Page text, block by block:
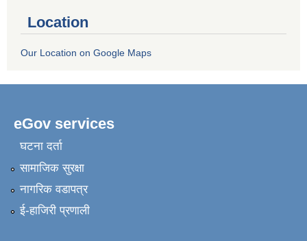
Location
Our Location on Google Maps
eGov services
घटना दर्ता
सामाजिक सुरक्षा
नागरिक वडापत्र
ई-हाजिरी प्रणाली